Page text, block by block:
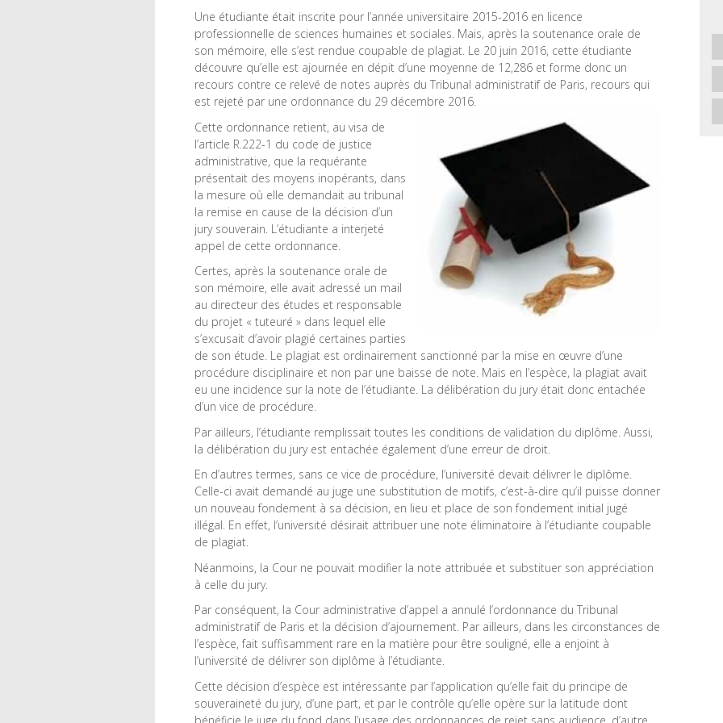
Une étudiante était inscrite pour l’année universitaire 2015-2016 en licence
professionnelle de sciences humaines et sociales. Mais, après la soutenance orale de
son mémoire, elle s’est rendue coupable de plagiat. Le 20 juin 2016, cette étudiante
découvre qu’elle est ajournée en dépit d’une moyenne de 12,286 et forme donc un
recours contre ce relevé de notes auprès du Tribunal administratif de Paris, recours qui
est rejeté par une ordonnance du 29 décembre 2016.
Cette ordonnance retient, au visa de
l’article R.222-1 du code de justice
administrative, que la requérante
présentait des moyens inopérants, dans
la mesure où elle demandait au tribunal
la remise en cause de la décision d’un
jury souverain. L’étudiante a interjeté
appel de cette ordonnance.
Certes, après la soutenance orale de
son mémoire, elle avait adressé un mail
au directeur des études et responsable
du projet « tuteuré » dans lequel elle
s’excusait d’avoir plagié certaines parties
de son étude. Le plagiat est ordinairement sanctionné par la mise en œuvre d’une
procédure disciplinaire et non par une baisse de note. Mais en l’espèce, la plagiat avait
eu une incidence sur la note de l’étudiante. La délibération du jury était donc entachée
d’un vice de procédure.
Par ailleurs, l’étudiante remplissait toutes les conditions de validation du diplôme. Aussi,
la délibération du jury est entachée également d’une erreur de droit.
En d’autres termes, sans ce vice de procédure, l’université devait délivrer le diplôme.
Celle-ci avait demandé au juge une substitution de motifs, c’est-à-dire qu’il puisse donner
un nouveau fondement à sa décision, en lieu et place de son fondement initial jugé
illégal. En effet, l’université désirait attribuer une note éliminatoire à l’étudiante coupable
de plagiat.
Néanmoins, la Cour ne pouvait modifier la note attribuée et substituer son appréciation
à celle du jury.
Par conséquent, la Cour administrative d’appel a annulé l’ordonnance du Tribunal
administratif de Paris et la décision d’ajournement. Par ailleurs, dans les circonstances de
l’espèce, fait suffisamment rare en la matière pour être souligné, elle a enjoint à
l’université de délivrer son diplôme à l’étudiante.
Cette décision d’espèce est intéressante par l’application qu’elle fait du principe de
souveraineté du jury, d’une part, et par le contrôle qu’elle opère sur la latitude dont